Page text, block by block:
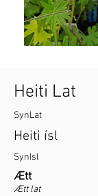
Heiti Lat
SynLat
Heiti ísl
SynIsl
Ætt
Ætt lat